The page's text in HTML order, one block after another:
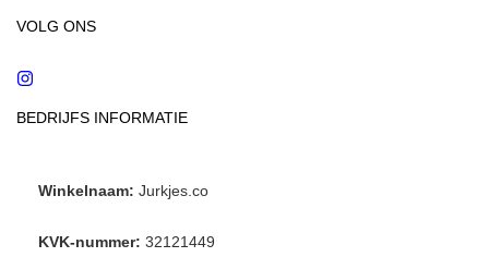
VOLG ONS
BEDRIJFS INFORMATIE
Winkelnaam: Jurkjes.co
KVK-nummer: 32121449